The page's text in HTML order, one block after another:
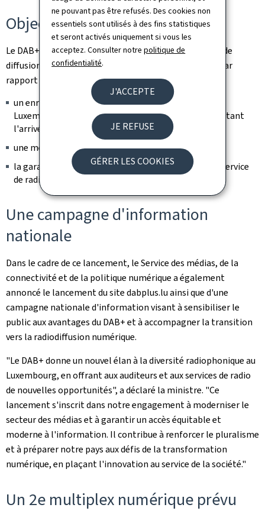
ne pouvant pas être refusés. Des cookies non
essentiels sont utilisés à des fins statistiques
et seront activés uniquement si vous les
acceptez. Consulter notrepolitique de
confidentialité.
J'ACCEPTE
JE REFUSE
GÉRER LES COOKIES
Objectifs et bénéfices du DAB+
Le DAB+ représente la dernière évolution du standard de
diffusion numérique et offre de nombreux avantages par
rapport à la diffusion analogique, à savoir:
un enrichissement de l'offre médiatique sonore au
Luxembourg et du pluralisme médiatique, en permettant
l'arrivée de nouvelles radios;
une meilleure qualité sonore; et
la garantie d'une couverture nationale pour chaque service
de radio appartenant à ce multiplex numérique.
Une campagne d'information
nationale
Dans le cadre de ce lancement, le Service des médias, de la
connectivité et de la politique numérique a également
annoncé le lancement du site dabplus.lu ainsi que d'une
campagne nationale d'information visant à sensibiliser le
public aux avantages du DAB+ et à accompagner la transition
vers la radiodiffusion numérique.
"Le DAB+ donne un nouvel élan à la diversité radiophonique au
Luxembourg, en offrant aux auditeurs et aux services de radio
de nouvelles opportunités", a déclaré la ministre. "Ce
lancement s'inscrit dans notre engagement à moderniser le
secteur des médias et à garantir un accès équitable et
moderne à l'information. Il contribue à renforcer le pluralisme
et à préparer notre pays aux défis de la transformation
numérique, en plaçant l'innovation au service de la société."
Un 2e multiplex numérique prévu